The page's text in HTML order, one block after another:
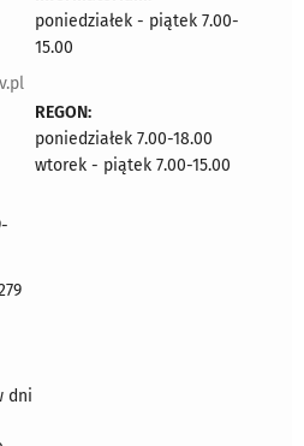
dni
poniedziałek - piątek 7.00-
15.00
REGON:
poniedziałek 7.00-18.00
wtorek - piątek 7.00-15.00